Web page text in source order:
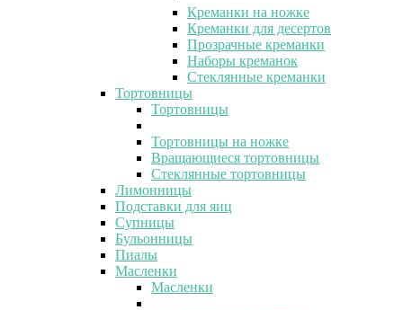
Креманки на ножке
Креманки для десертов
Прозрачные креманки
Наборы креманок
Стеклянные креманки
Тортовницы
Тортовницы
Тортовницы на ножке
Вращающиеся тортовницы
Стеклянные тортовницы
Лимонницы
Подставки для яиц
Супницы
Бульонницы
Пиалы
Масленки
Масленки